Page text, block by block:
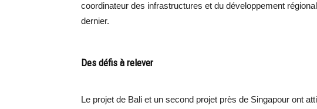
coordinateur des infrastructures et du développement
dernier.
Des défis à relever
Le projet de Bali et un second projet près de Singapour ont